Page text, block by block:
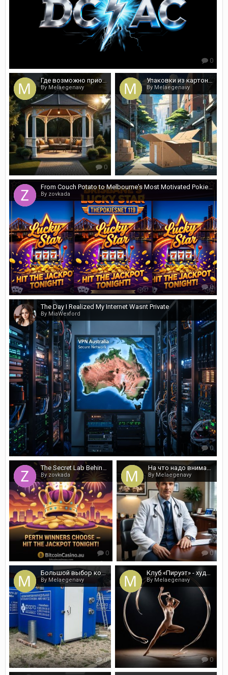
0
Где возможно приобрести недорогую и долговечную мебель для улицы?
By Melaegenavy
0
Упаковки из картона, марки и этикетки по выгодным ценам
By Melaegenavy
0
From Couch Potato to Melbourne's Most Motivated Pokies Enthusiast: A Journey of Self-Discovery
By zovkada
0
The Day I Realized My Internet Wasnt Private
By MiaWexford
0
The Secret Lab Behind My Favorite Crypto Casino Freebies
By zovkada
0
На что надо внимание обратить при выборе реабилитационной клиники
By Melaegenavy
0
Большой выбор компактных котельных установок
By Melaegenavy
0
Клуб «Пируэт» - художественная гимнастика в Москве
By Melaegenavy
0